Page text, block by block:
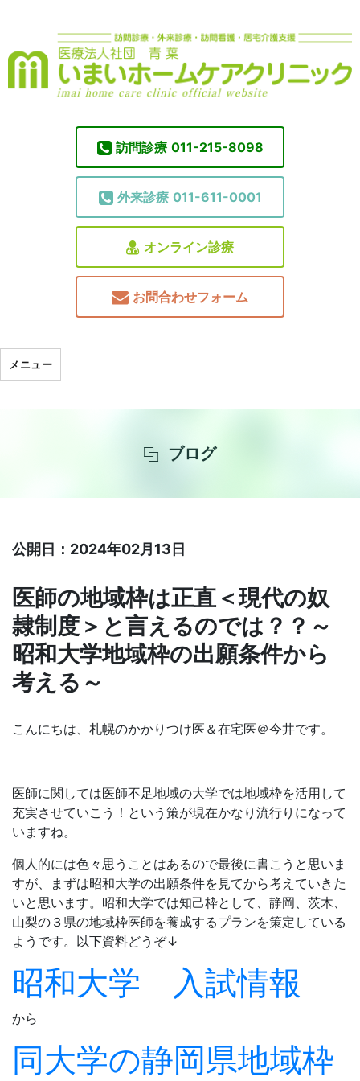
訪問診療 011-215-8098
外来診療 011-611-0001
オンライン診療
お問合わせフォーム
メニュー
ブログ
公開日：2024年02月13日
医師の地域枠は正直＜現代の奴
隷制度＞と言えるのでは？？～
昭和大学地域枠の出願条件から
考える～
こんにちは、札幌のかかりつけ医＆在宅医＠今井です。
医師に関しては医師不足地域の大学では地域枠を活用して
充実させていこう！という策が現在かなり流行りになって
いますね。
個人的には色々思うことはあるので最後に書こうと思いま
すが、まずは昭和大学の出願条件を見てから考えていきた
いと思います。昭和大学では知己枠として、静岡、茨木、
山梨の３県の地域枠医師を養成するプランを策定している
ようです。以下資料どうぞ↓
昭和大学 入試情報
から
同大学の静岡県地域枠